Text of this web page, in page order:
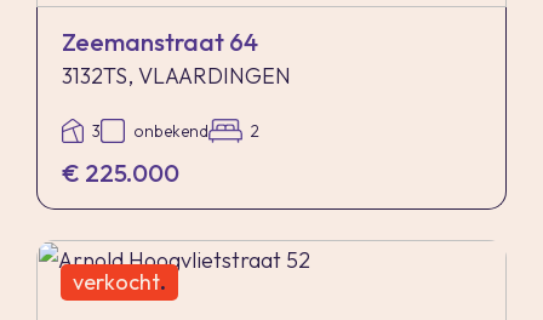
slaapkamers gerealiseerd.
Slaapkamer IV ligt aan de voorzijde van de
woning en heeft een afmeting van ca. 5.40 x
3.52m.
Slaapkamer V is gelegen aan de achterzijde en
heeft met een afmeting van ca. 4.22 x 3.39m.
Hier is een deur naar de 3e buitenruimte van dit
Zeemanstraat 64
3132TS, VLAARDINGEN
3 onbekend 2
€ 225.000
verkocht.